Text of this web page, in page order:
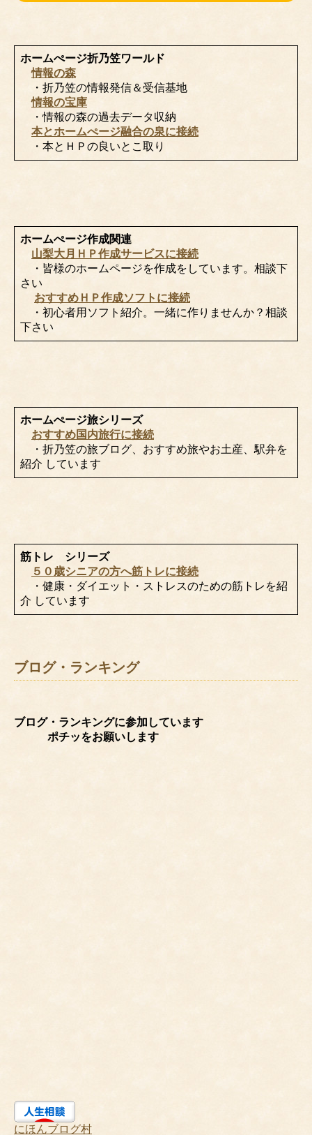
ホームぺージ折乃笠ワールド
情報の森
・折乃笠の情報発信＆受信基地
情報の宝庫
・情報の森の過去データ収納
本とホームぺージ融合の泉に接続
・本とＨＰの良いとこ取り
ホームぺージ作成関連
山梨大月ＨＰ作成サービスに接続
・皆様のホームページを作成をしています。相談下
さい
おすすめＨＰ作成ソフトに接続
・初心者用ソフト紹介。一緒に作りませんか？相談
下さい
ホームぺージ旅シリーズ
おすすめ国内旅行に接続
・折乃笠の旅ブログ、おすすめ旅やお土産、駅弁を
紹介 しています
筋トレ シリーズ
５０歳シニアの方へ筋トレに接続
・健康・ダイエット・ストレスのための筋トレを紹
介 しています
ブログ・ランキング
ブログ・ランキングに参加しています
ポチッをお願いします
にほんブログ村